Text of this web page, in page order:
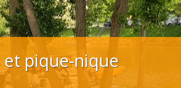
et pique-nique